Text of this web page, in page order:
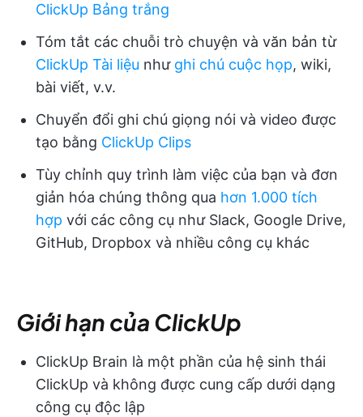
ClickUp Bảng trắng
Tóm tắt các chuỗi trò chuyện và văn bản từ
ClickUp Tài liệu như ghi chú cuộc họp, wiki,
bài viết, v.v.
Chuyển đổi ghi chú giọng nói và video được
tạo bằng ClickUp Clips
Tùy chỉnh quy trình làm việc của bạn và đơn
giản hóa chúng thông qua hơn 1.000 tích
hợp với các công cụ như Slack, Google Drive,
GitHub, Dropbox và nhiều công cụ khác
Giới hạn của ClickUp
ClickUp Brain là một phần của hệ sinh thái
ClickUp và không được cung cấp dưới dạng
công cụ độc lập